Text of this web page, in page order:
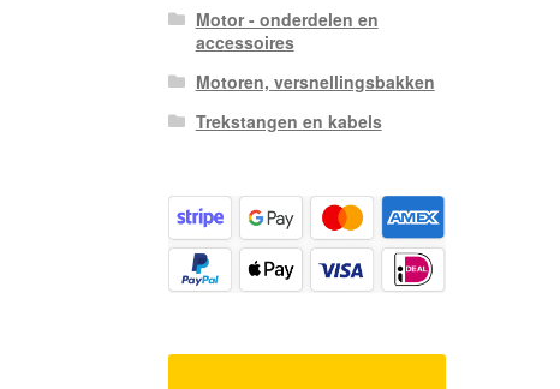
Motor - onderdelen en
accessoires
Motoren, versnellingsbakken
Trekstangen en kabels